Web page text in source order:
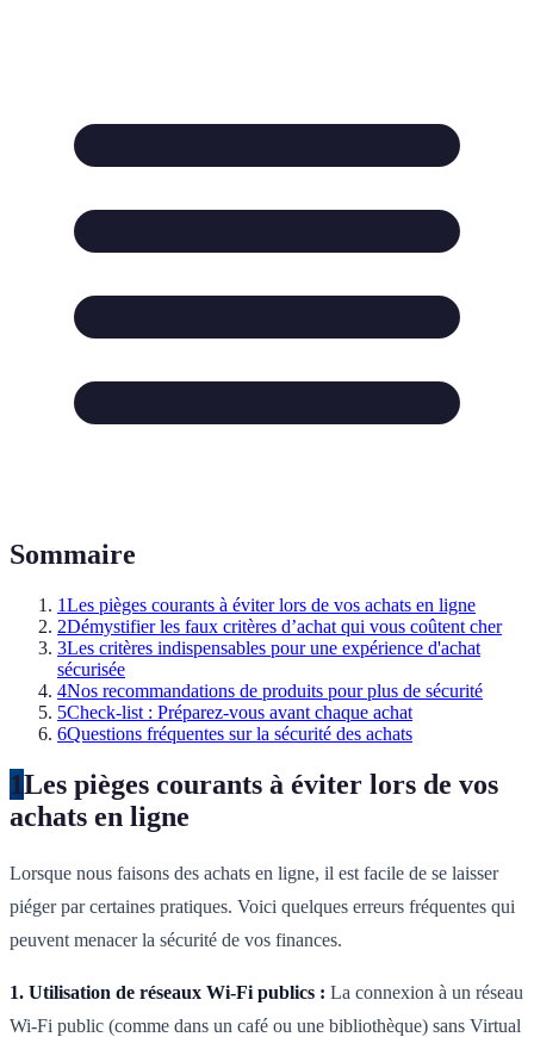
Sommaire
1Les pièges courants à éviter lors de vos achats en ligne
2Démystifier les faux critères d’achat qui vous coûtent cher
3Les critères indispensables pour une expérience d'achat
sécurisée
4Nos recommandations de produits pour plus de sécurité
5Check-list : Préparez-vous avant chaque achat
6Questions fréquentes sur la sécurité des achats
1Les pièges courants à éviter lors de vos
achats en ligne
Lorsque nous faisons des achats en ligne, il est facile de se laisser
piéger par certaines pratiques. Voici quelques erreurs fréquentes qui
peuvent menacer la sécurité de vos finances.
1. Utilisation de réseaux Wi-Fi publics : La connexion à un réseau
Wi-Fi public (comme dans un café ou une bibliothèque) sans Virtual